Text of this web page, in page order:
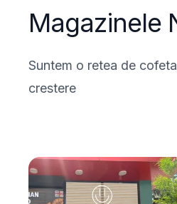
Magazinele
Suntem o retea de
crestere